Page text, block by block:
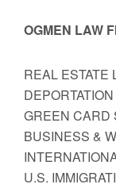
OGMEN LAW
REAL ESTATE
GREEN CARD
BUSINESS &
U.S.